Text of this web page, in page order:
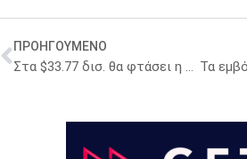
ΠΡΟΗΓΟΥΜΕΝΟ
Στα $33.77 δισ. θα φτάσει η ευρωπαϊκή αγορά αναλγητικών έως το 2033